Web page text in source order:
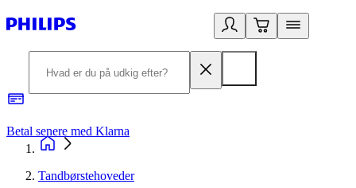
Betal senere med Klarna
Tandbørstehoveder